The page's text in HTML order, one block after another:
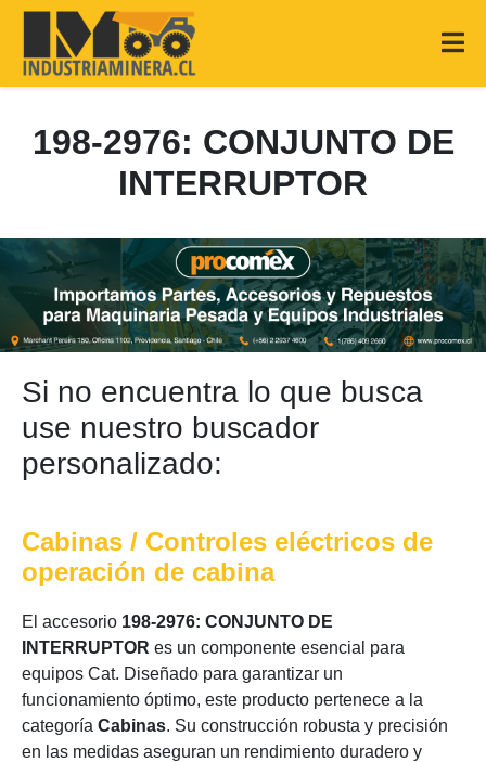
198-2976: CONJUNTO DE
INTERRUPTOR
Si no encuentra lo que busca
use nuestro buscador
personalizado:
Cabinas / Controles eléctricos de
operación de cabina
El accesorio 198-2976: CONJUNTO DE
INTERRUPTOR es un componente esencial para
equipos Cat. Diseñado para garantizar un
funcionamiento óptimo, este producto pertenece a la
categoría Cabinas. Su construcción robusta y precisión
en las medidas aseguran un rendimiento duradero y